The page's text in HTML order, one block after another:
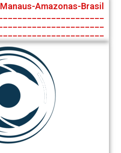
Manaus-Amazonas-Brasil